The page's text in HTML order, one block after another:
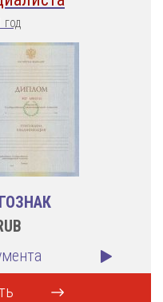
год